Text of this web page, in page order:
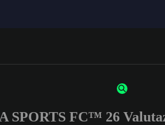
di 3 caratteri o numeri.
SPORTS FC™ 26